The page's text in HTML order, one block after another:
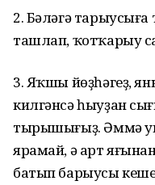
2. Бәләгә тарыусыға
ташлап, ҡотҡарыу
3. Яҡшы йөҙһәгеҙ,
килгәнсә һыуҙан
тырышығыҙ. Әммә
ярамай, ә арт
батып барыусы